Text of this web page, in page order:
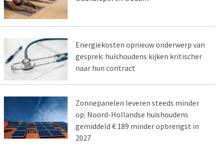
Energiekosten opnieuw onderwerp van
gesprek: huishoudens kijken kritischer
naar hun contract
Zonnepanelen leveren steeds minder
op: Noord-Hollandse huishoudens
gemiddeld € 189 minder opbrengst in
2027